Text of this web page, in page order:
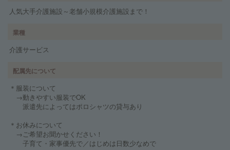
人気大手介護施設～老舗小規模介護施設まで！
業種
介護サービス
配属先について
＊服装について
→動きやすい服装でOK
派遣先によってはポロシャツの貸与あり
＊お休みについて
→ご希望お聞かせください！
子育て・家事優先で／はじめは日数少なめで